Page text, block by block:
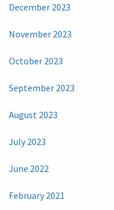
December 2023
November 2023
October 2023
September 2023
August 2023
July 2023
June 2022
February 2021